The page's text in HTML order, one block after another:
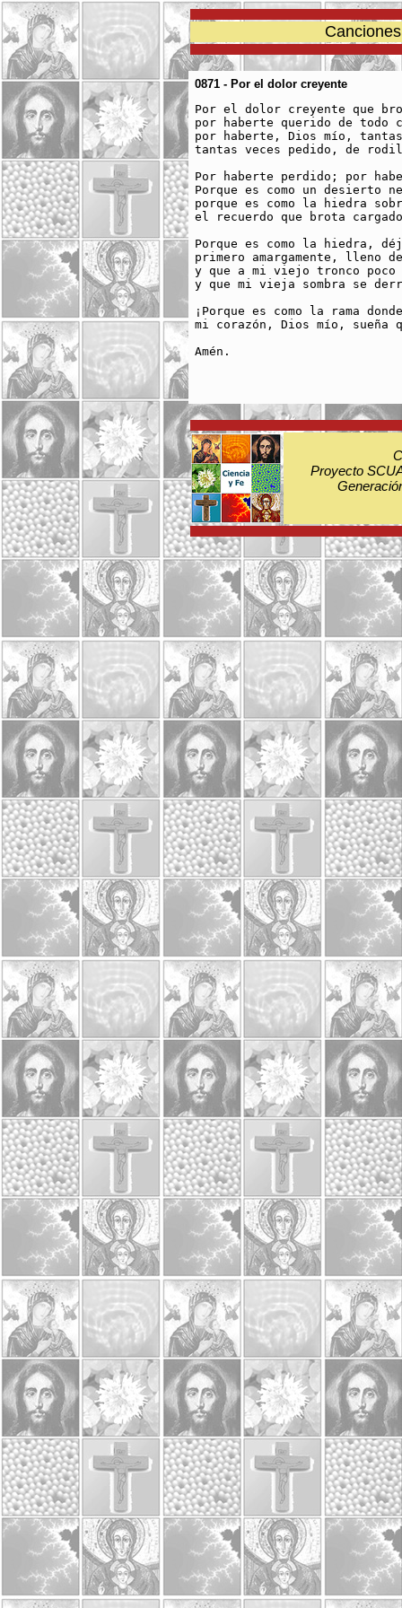
0871 - Por el dolor creyente
Por el dolor creyente que
por haberte querido de todo
por haberte, Dios mío, tantas
tantas veces pedido, de
Por haberte perdido; por
Porque es como un desierto
porque es como la hiedra
el recuerdo que brota
Porque es como la hiedra,
primero amargamente, lleno
y que a mi viejo tronco poco
y que mi vieja sombra se
¡Porque es como la rama
mi corazón, Dios mío, sueña
Amén.
Proyecto